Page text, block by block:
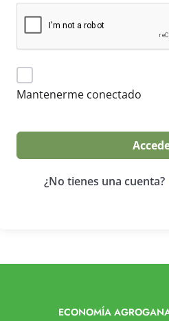
Mantenerme conectado
¿No tienes una cuenta?
ECONOMÍA